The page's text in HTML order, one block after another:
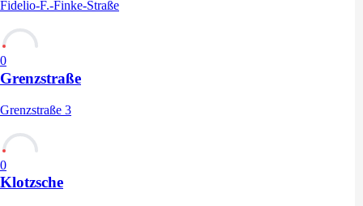
Fidelio-F.-Finke-Straße
0
Grenzstraße
Grenzstraße 3
0
Klotzsche